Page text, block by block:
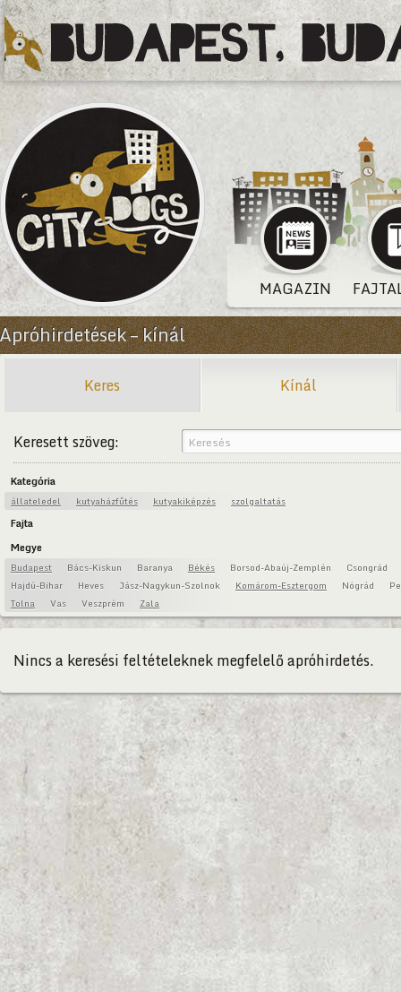
MAGAZIN
Apróhirdetések – kínál
Keres Kínál
Keresett szöveg:
Kategória
állateledel kutyaházfűtés kutyakiképzés szolgaltatás
Fajta
Megye
Budapest Bács-Kiskun Baranya Békés Borsod-Abaúj-Zemplén
Csongrád
Hajdú-Bihar
Heves Jász-Nagykun-Szolnok Komárom-Esztergom Nógrád
Tolna
Vas Veszprém Zala
Nincs a keresési feltételeknek megfelelő apróhirdetés.